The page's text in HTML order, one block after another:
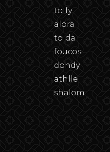
tolfy
alora
tolda
foucos
dondy
athlle
shalom.